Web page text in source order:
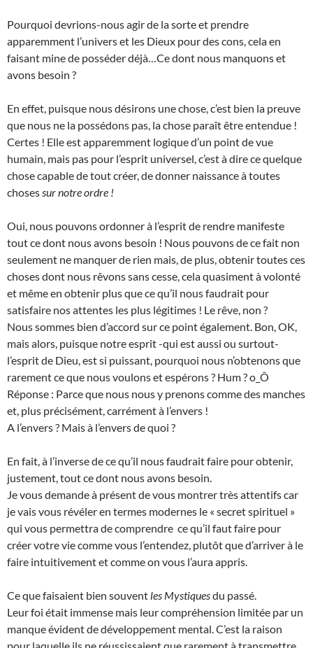
Pourquoi devrions-nous agir de la sorte et prendre
apparemment l’univers et les Dieux pour des cons, cela en
faisant mine de posséder déjà…Ce dont nous manquons et
avons besoin ?
En effet, puisque nous désirons une chose, c’est bien la preuve
que nous ne la possédons pas, la chose paraît être entendue !
Certes ! Elle est apparemment logique d’un point de vue
humain, mais pas pour l’esprit universel, c’est à dire ce quelque
chose capable de tout créer, de donner naissance à toutes
choses sur notre ordre !
Oui, nous pouvons ordonner à l’esprit de rendre manifeste
tout ce dont nous avons besoin ! Nous pouvons de ce fait non
seulement ne manquer de rien mais, de plus, obtenir toutes ces
choses dont nous rêvons sans cesse, cela quasiment à volonté
et même en obtenir plus que ce qu’il nous faudrait pour
satisfaire nos attentes les plus légitimes ! Le rêve, non ?
Nous sommes bien d’accord sur ce point également. Bon, OK,
mais alors, puisque notre esprit -qui est aussi ou surtout-
l’esprit de Dieu, est si puissant, pourquoi nous n’obtenons que
rarement ce que nous voulons et espérons ? Hum ? o_Ô
Réponse : Parce que nous nous y prenons comme des manches
et, plus précisément, carrément à l’envers !
A l’envers ? Mais à l’envers de quoi ?
En fait, à l’inverse de ce qu’il nous faudrait faire pour obtenir,
justement, tout ce dont nous avons besoin.
Je vous demande à présent de vous montrer très attentifs car
je vais vous révéler en termes modernes le « secret spirituel »
qui vous permettra de comprendre ce qu’il faut faire pour
créer votre vie comme vous l’entendez, plutôt que d’arriver à le
faire intuitivement et comme on vous l’aura appris.
Ce que faisaient bien souvent les Mystiquesdu passé.
Leur foi était immense mais leur compréhension limitée par un
manque évident de développement mental. C’est la raison
pour laquelle ils ne réussissaient que rarement à transmettre